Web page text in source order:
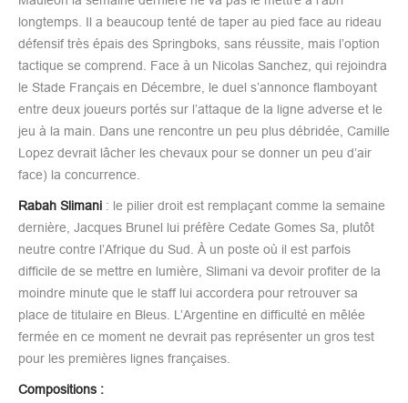
longtemps. Il a beaucoup tenté de taper au pied face au rideau
défensif très épais des Springboks, sans réussite, mais l’option
tactique se comprend. Face à un Nicolas Sanchez, qui rejoindra
le Stade Français en Décembre, le duel s’annonce flamboyant
entre deux joueurs portés sur l’attaque de la ligne adverse et le
jeu à la main. Dans une rencontre un peu plus débridée, Camille
Lopez devrait lâcher les chevaux pour se donner un peu d’air
face) la concurrence.
Rabah Slimani : le pilier droit est remplaçant comme la semaine
dernière, Jacques Brunel lui préfère Cedate Gomes Sa, plutôt
neutre contre l’Afrique du Sud. À un poste où il est parfois
difficile de se mettre en lumière, Slimani va devoir profiter de la
moindre minute que le staff lui accordera pour retrouver sa
place de titulaire en Bleus. L’Argentine en difficulté en mêlée
fermée en ce moment ne devrait pas représenter un gros test
pour les premières lignes françaises.
Compositions :